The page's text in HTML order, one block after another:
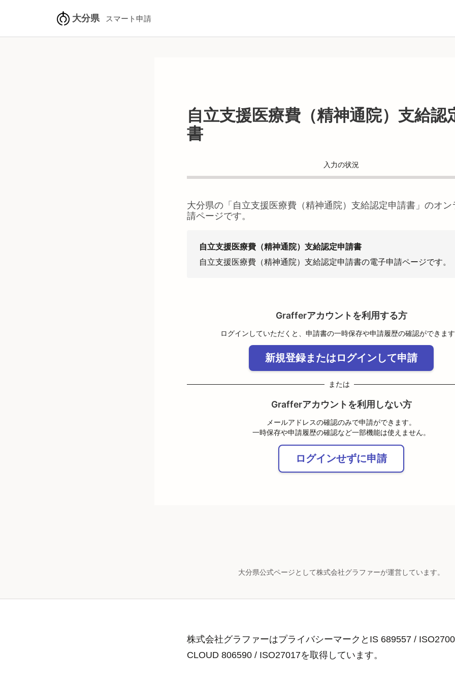
大分県 スマート申請
自立支援医療費（精神通院）支給認
書
入力の状況
大分県の「 自立支援医療費（精神通院）支給認定申請書 」のオ
請ページです。
自立支援医療費（精神通院）支給認定申請書
自立支援医療費（精神通院）支給認定申請書の電子申請ページです。
Grafferアカウントを利用する方
ログインしていただくと、申請書の一時保存や申請履歴の確認ができま
新規登録またはログインして申請
または
Grafferアカウントを利用しない方
メールアドレスの確認のみで申請ができます。
一時保存や申請履歴の確認など一部機能は使えません。
ログインせずに申請
大分県公式ページとして株式会社グラファーが運営しています。
株式会社グラファーはプライバシーマークとIS 689557 /
CLOUD 806590 / ISO27017を取得しています。